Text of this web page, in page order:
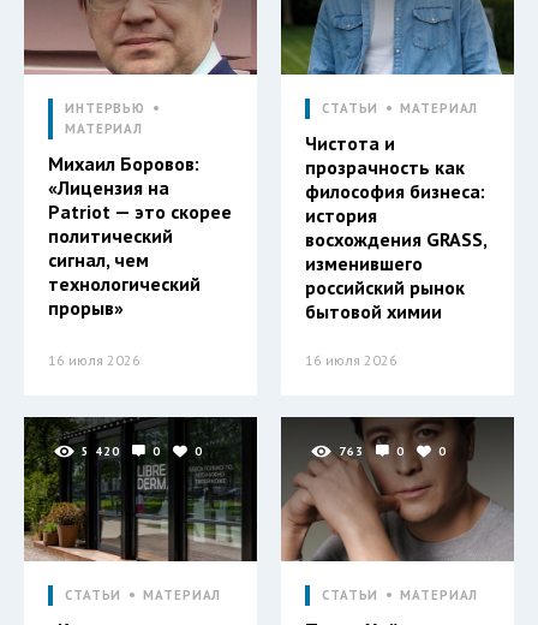
ИНТЕРВЬЮ
МАТЕРИАЛ
Михаил Боровов:
«Лицензия на
Patriot — это скорее
политический
сигнал, чем
технологический
прорыв»
16 июля 2026
СТАТЬИ МАТЕРИАЛ
Чистота и
прозрачность как
философия бизнеса:
история
восхождения GRASS,
изменившего
российский рынок
бытовой химии
16 июля 2026
5 420 0 0
СТАТЬИ МАТЕРИАЛ
763 0 0
СТАТЬИ МАТЕРИАЛ